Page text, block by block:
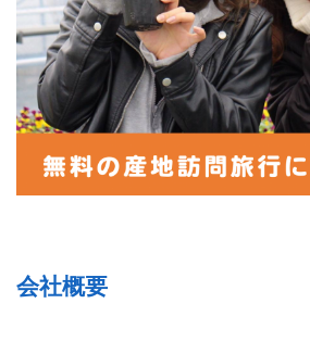
会社概要